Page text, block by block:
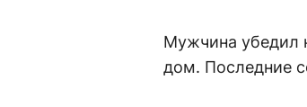
Мужчина убедил
дом. Последние